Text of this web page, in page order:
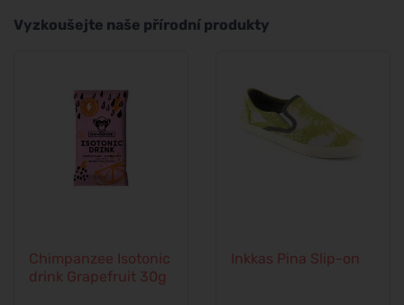
Vyzkoušejte naše přírodní produkty
Chimpanzee Isotonic
drink Grapefruit 30g
Inkkas Pina Slip-on